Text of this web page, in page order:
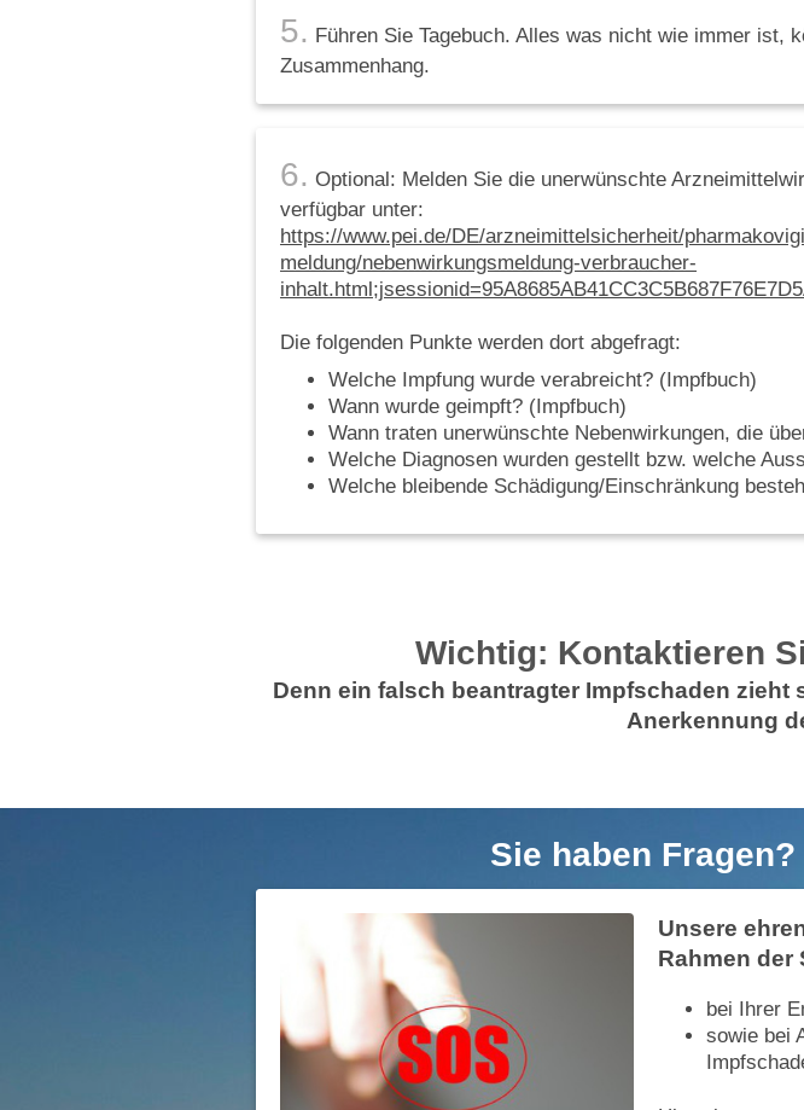
5. Führen Sie Tagebuch. Alles was nicht wie immer
Zusammenhang.
6. Optional: Melden Sie die unerwünschte
verfügbar unter:
https://www.pei.de/DE/arzneimittelsicherheit/
meldung/nebenwirkungsmeldung-verbraucher-
Die folgenden Punkte werden dort abgefragt:
Welche Impfung wurde verabreicht? (Impfbuch)
Wann wurde geimpft? (Impfbuch)
Wann traten unerwünschte Nebenwirkungen, die
Welche Diagnosen wurden gestellt bzw. welche
Welche bleibende Schädigung/Einschränkung
Wichtig: Kontaktieren
Denn ein falsch beantragter Impfschaden
Anerkennung
Sie haben
Unsere
Rahmen der
bei Ihrer
sowie bei